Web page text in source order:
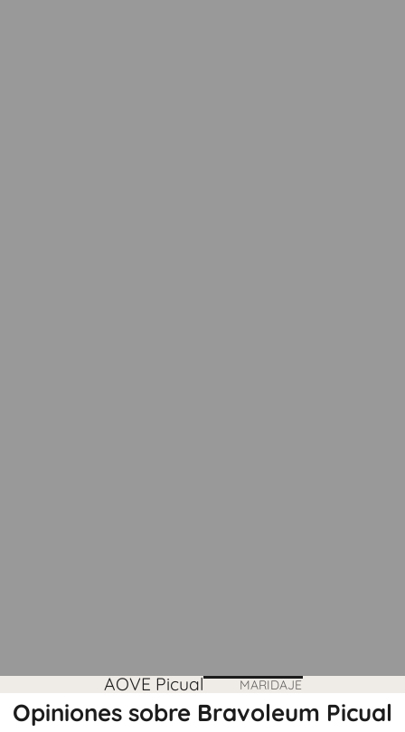
AOVE Picual MARIDAJE
Opiniones sobre Bravoleum Picual